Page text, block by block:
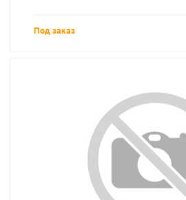
Под заказ